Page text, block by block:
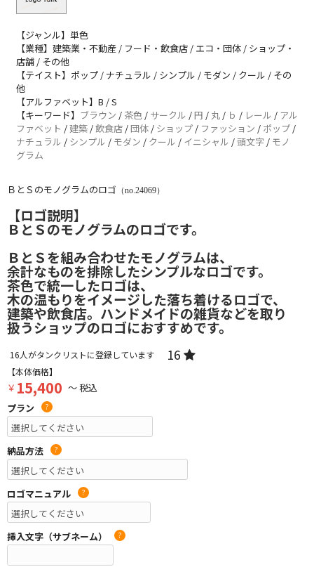
【ジャンル】単色
【業種】建築業・不動産 / フード・飲食店 / エコ・団体 / ショップ・
店舗 / その他
【テイスト】ポップ / ナチュラル / シンプル / モダン / クール / その
他
【アルファベット】B / S
【キーワード】 ブラウン / 茶色 / サークル /円 / 丸 / ｂ / レール / アル
ファベット /建築 /飲食店 /団体 / ショップ / ファッション / ポップ /
ナチュラル / シンプル / モダン / クール / イニシャル / 頭文字 / モノ
グラム
ＢとＳのモノグラムのロゴ （no.24069）
【ロゴ説明】
ＢとＳのモノグラムのロゴです。
ＢとＳを組み合わせたモノグラムは、
余計なものを排除したシンプルなロゴです。
茶色で統一したロゴは、
木の温もりをイメージした落ち着けるロゴで、
建築や飲食店。ハンドメイドの雑貨などを取り
扱うショップのロゴにおすすめです。
16人がタンクリストに登録しています 16
【本体価格】
￥ 15,400 ～ 税込
プラン
?
納品方法 ?
ロゴマニュアル ?
挿入文字（サブネーム） ?